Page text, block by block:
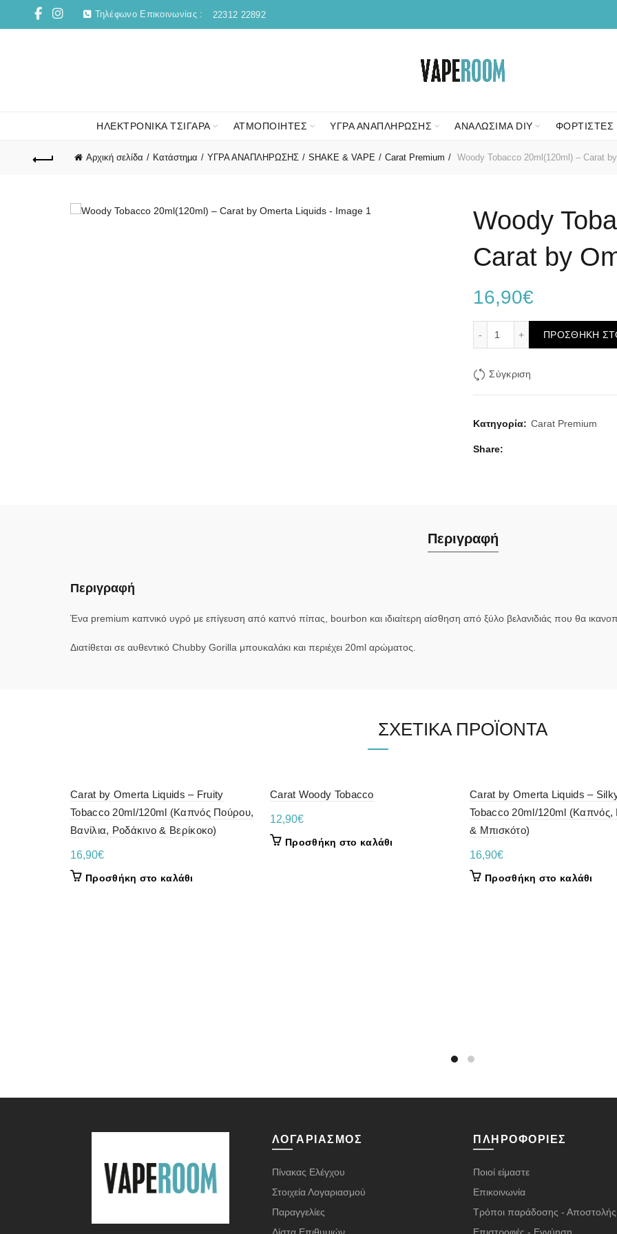
Τηλέφωνο Επικοινωνίας : 22312 22892
ΗΛΕΚΤΡΟΝΙΚΑ ΤΣΙΓΑΡΑ ΑΤΜΟΠΟΙΗΤΕΣ ΥΓΡΑ ΑΝΑΠΛΗΡΩΣΗΣ ΑΝΑΛΩΣΙΜΑ DIY ΦΟΡΤΙΣΤΕΣ
Αρχική σελίδα Κατάστημα ΥΓΡΑ ΑΝΑΠΛΗΡΩΣΗΣ SHAKE & VAPE Carat Premium Woody Tobacco 20ml(120ml) – Carat
Woody
Carat by
16,90€
Woody Tobacco
ΠΡΟΣΘΉΚΗ
Σύγκριση
Κατηγορία: Carat Premium
Share
Περιγραφή
Περιγραφή
Ένα premium καπνικό υγρό με επίγευση από καπνό πίπας, bourbon και ιδιαίτερη αίσθηση από ξύλο βελανιδιάς που θα
Διατίθεται σε αυθεντικό Chubby Gorilla μπουκαλάκι και περιέχει 20ml αρώματος.
ΣΧΕΤΙΚΆ ΠΡΟΪΌΝΤΑ
Carat by Omerta Liquids – Fruity
Tobacco 20ml/120ml (Καπνός Πούρου,
Βανίλια, Ροδάκινο & Βερίκοκο)
16,90€
Προσθήκη στο καλάθι
Carat Woody Tobacco
12,90€
Προσθήκη στο καλάθι
Carat by Omerta Liquids –
Tobacco 20ml/120ml (Καπνός,
& Μπισκότο)
16,90€
Προσθήκη στο καλάθι
ΛΟΓΑΡΙΑΣΜΌΣ
Πίνακας Ελέγχου
Στοιχεία Λογαριασμού
Παραγγελίες
ΠΛΗΡΟΦΟΡΊΕΣ
Ποιοί είμαστε
Επικοινωνία
Τρόποι παράδοσης - Αποστολής